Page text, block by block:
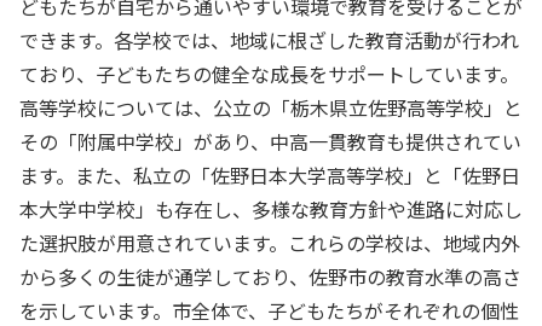
できます。各学校では、地域に根ざした教育活動が行われ
ており、子どもたちの健全な成長をサポートしています。
高等学校については、公立の「栃木県立佐野高等学校」と
その「附属中学校」があり、中高一貫教育も提供されてい
ます。また、私立の「佐野日本大学高等学校」と「佐野日
本大学中学校」も存在し、多様な教育方針や進路に対応し
た選択肢が用意されています。これらの学校は、地域内外
から多くの生徒が通学しており、佐野市の教育水準の高さ
を示しています。市全体で、子どもたちがそれぞれの個性